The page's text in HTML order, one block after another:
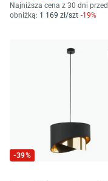
Najniższa cena z 30 dni przed
obniżką: 1 169 zł/szt -19%
-39%